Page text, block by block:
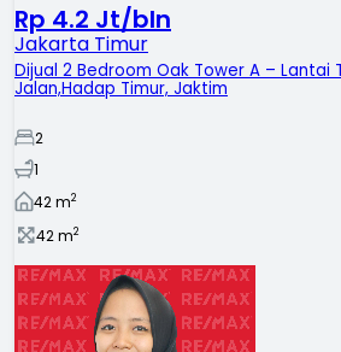
Rp 4.2 Jt/bln
Jakarta Timur
Dijual 2 Bedroom Oak Tower A – Lantai
Jalan,Hadap Timur, Jaktim
2
1
42m2
42m2